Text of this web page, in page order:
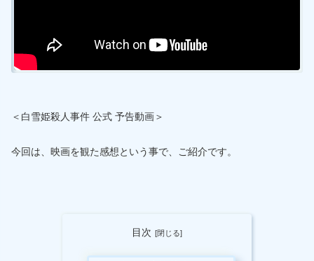
＜白雪姫殺人事件 公式 予告動画＞
今回は、映画を観た感想という事で、ご紹介です。
目次